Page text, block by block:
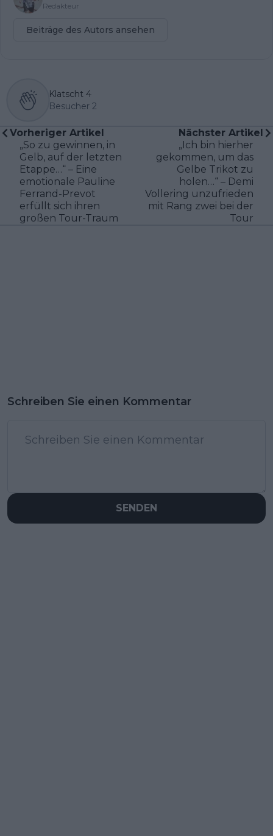
Redakteur
Beiträge des Autors ansehen
Klatscht 4
Besucher 2
Vorheriger Artikel
„So zu gewinnen, in
Gelb, auf der letzten
Etappe…“ – Eine
emotionale Pauline
Ferrand-Prevot
erfüllt sich ihren
großen Tour-Traum
Nächster Artikel
„Ich bin hierher
gekommen, um das
Gelbe Trikot zu
holen…“ – Demi
Vollering unzufrieden
mit Rang zwei bei der
Tour
Schreiben Sie einen Kommentar
SENDEN